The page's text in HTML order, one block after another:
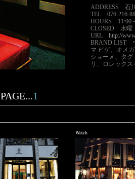
ADDRESS 石
TEL 076-216-
HOURS 11:00
CLOSED 水曜
URL http://
BRAND LIST
マ ピゲ、オメ
ショーメ、タ
リ、ロレックス
PAGE...1
Watch